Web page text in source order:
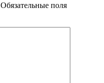
Обязательные поля